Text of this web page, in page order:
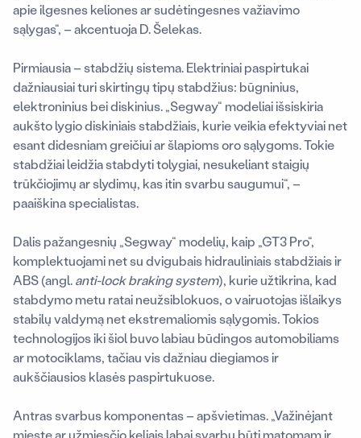
apie ilgesnes keliones ar sudėtingesnes važiavimo
sąlygas“, – akcentuoja D. Šelekas.
Pirmiausia – stabdžių sistema. Elektriniai paspirtukai
dažniausiai turi skirtingų tipų stabdžius: būgninius,
elektroninius bei diskinius. „Segway“ modeliai išsiskiria
aukšto lygio diskiniais stabdžiais, kurie veikia efektyviai net
esant didesniam greičiui ar šlapioms oro sąlygoms. Tokie
stabdžiai leidžia stabdyti tolygiai, nesukeliant staigių
trūkčiojimų ar slydimų, kas itin svarbu saugumui“, –
paaiškina specialistas.
Dalis pažangesnių „Segway“ modelių, kaip „GT3 Pro“,
komplektuojami net su dvigubais hidrauliniais stabdžiais ir
ABS (angl.anti-lock braking system), kurie užtikrina, kad
stabdymo metu ratai neužsiblokuos, o vairuotojas išlaikys
stabilų valdymą net ekstremaliomis sąlygomis. Tokios
technologijos iki šiol buvo labiau būdingos automobiliams
ar motociklams, tačiau vis dažniau diegiamos ir
aukščiausios klasės paspirtukuose.
Antras svarbus komponentas – apšvietimas. „Važinėjant